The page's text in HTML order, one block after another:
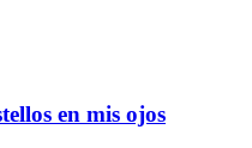
en mis ojos